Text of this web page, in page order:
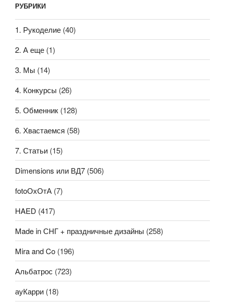
РУБРИКИ
1. Рукоделие (40)
2. А еще (1)
3. Мы (14)
4. Конкурсы (26)
5. Обменник (128)
6. Хвастаемся (58)
7. Статьи (15)
Dimensions или ВД7 (506)
fotoОхОтА (7)
HAED (417)
Made in СНГ + праздничные дизайны (258)
Mira and Co (196)
Альбатрос (723)
ауКарри (18)